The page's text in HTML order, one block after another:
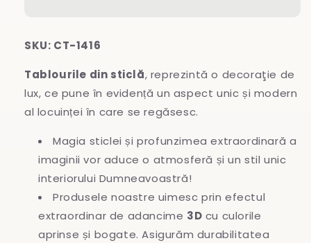
SKU: CT-1416
Tablourile din sticlă, reprezintă o decoraţie de
lux, ce pune în evidență un aspect unic și modern
al locuinței în care se regăsesc.
Magia sticlei și profunzimea extraordinară a
imaginii vor aduce o atmosferă și un stil unic
interiorului Dumneavoastră!
Produsele noastre uimesc prin efectul
extraordinar de adancime 3D cu culorile
aprinse și bogate. Asigurăm durabilitatea